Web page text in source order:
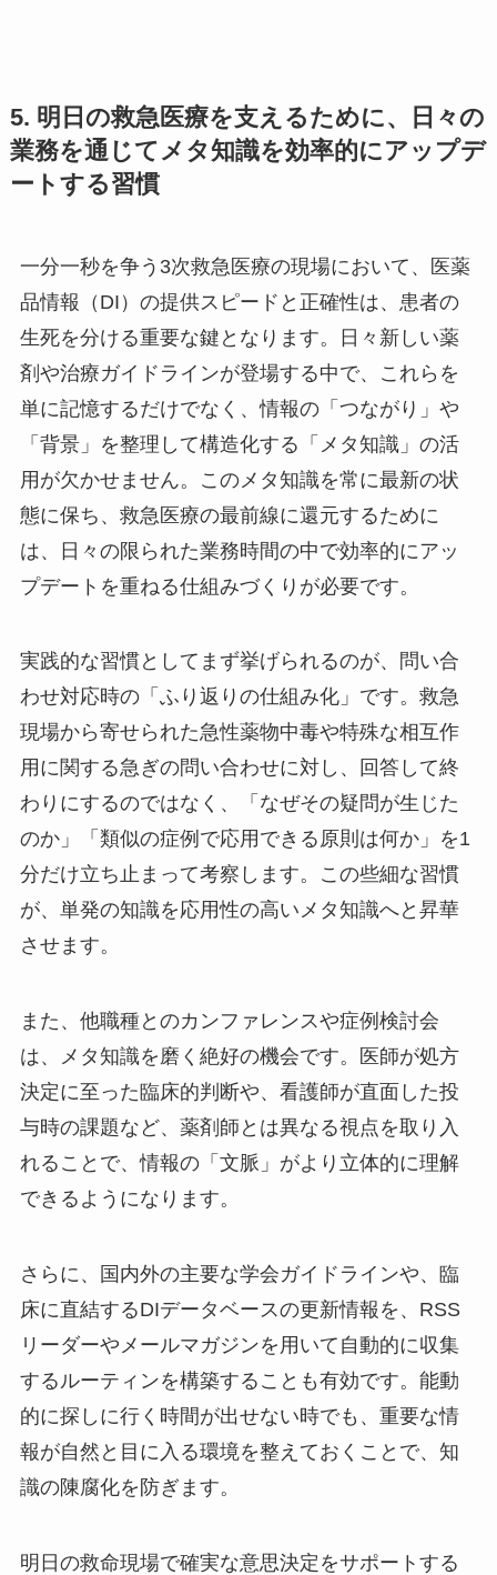
5. 明日の救急医療を支えるために、日々の
業務を通じてメタ知識を効率的にアップデ
ートする習慣
一分一秒を争う3次救急医療の現場において、医薬
品情報（DI）の提供スピードと正確性は、患者の
生死を分ける重要な鍵となります。日々新しい薬
剤や治療ガイドラインが登場する中で、これらを
単に記憶するだけでなく、情報の「つながり」や
「背景」を整理して構造化する「メタ知識」の活
用が欠かせません。このメタ知識を常に最新の状
態に保ち、救急医療の最前線に還元するために
は、日々の限られた業務時間の中で効率的にアッ
プデートを重ねる仕組みづくりが必要です。
実践的な習慣としてまず挙げられるのが、問い合
わせ対応時の「ふり返りの仕組み化」です。救急
現場から寄せられた急性薬物中毒や特殊な相互作
用に関する急ぎの問い合わせに対し、回答して終
わりにするのではなく、「なぜその疑問が生じた
のか」「類似の症例で応用できる原則は何か」を1
分だけ立ち止まって考察します。この些細な習慣
が、単発の知識を応用性の高いメタ知識へと昇華
させます。
また、他職種とのカンファレンスや症例検討会
は、メタ知識を磨く絶好の機会です。医師が処方
決定に至った臨床的判断や、看護師が直面した投
与時の課題など、薬剤師とは異なる視点を取り入
れることで、情報の「文脈」がより立体的に理解
できるようになります。
さらに、国内外の主要な学会ガイドラインや、臨
床に直結するDIデータベースの更新情報を、RSS
リーダーやメールマガジンを用いて自動的に収集
するルーティンを構築することも有効です。能動
的に探しに行く時間が出せない時でも、重要な情
報が自然と目に入る環境を整えておくことで、知
識の陳腐化を防ぎます。
明日の救命現場で確実な意思決定をサポートする